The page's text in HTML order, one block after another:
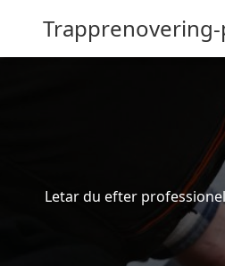
Letar du efter